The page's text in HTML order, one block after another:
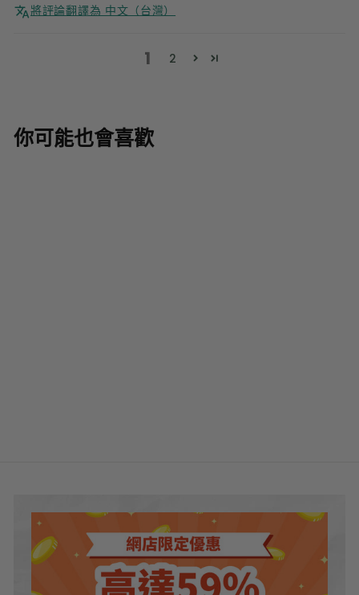
將評論翻譯為 中文（台灣）
1 2
你可能也會喜歡
Y
R